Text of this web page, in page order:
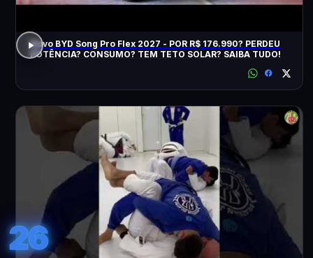
Novo BYD Song Pro Flex 2027 - POR R$ 176.990? PERDEU
POTÊNCIA? CONSUMO? TEM TETO SOLAR? SAIBA TUDO!
26